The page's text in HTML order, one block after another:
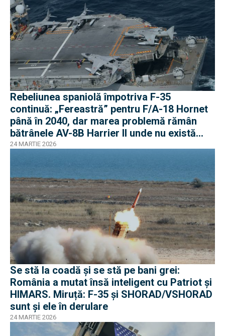
Rebeliunea spaniolă împotriva F-35
continuă: „Fereastră” pentru F/A-18 Hornet
până în 2040, dar marea problemă rămân
bătrânele AV-8B Harrier II unde nu există
soluții
24 MARTIE 2026
Se stă la coadă și se stă pe bani grei:
România a mutat însă inteligent cu Patriot și
HIMARS. Miruță: F-35 și SHORAD/VSHORAD
sunt și ele în derulare
24 MARTIE 2026